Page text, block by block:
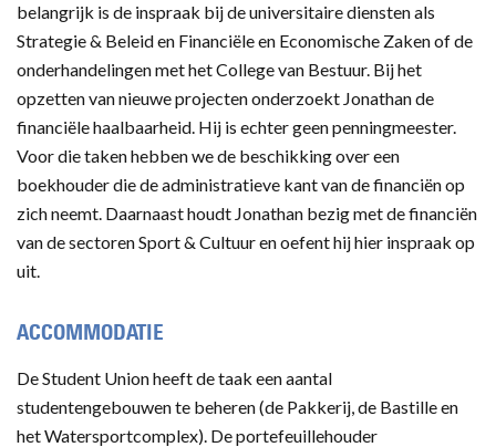
belangrijk is de inspraak bij de universitaire diensten als
Strategie & Beleid en Financiële en Economische Zaken of de
onderhandelingen met het College van Bestuur. Bij het
opzetten van nieuwe projecten onderzoekt Jonathan de
financiële haalbaarheid. Hij is echter geen penningmeester.
Voor die taken hebben we de beschikking over een
boekhouder die de administratieve kant van de financiën op
zich neemt. Daarnaast houdt Jonathan bezig met de financiën
van de sectoren Sport & Cultuur en oefent hij hier inspraak op
uit.
ACCOMMODATIE
De Student Union heeft de taak een aantal
studentengebouwen te beheren (de Pakkerij, de Bastille en
het Watersportcomplex). De portefeuillehouder